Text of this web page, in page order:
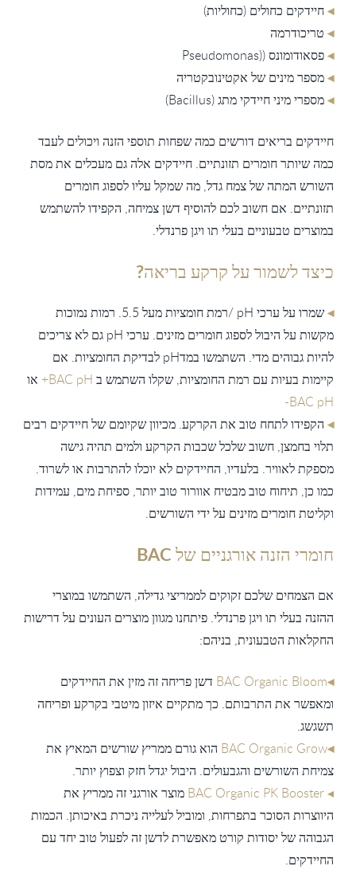
◂חיידקים כחולים (כחוליות)
◂ טריכודרמה
◂פסאודומונס ((Pseudomonas
◂מספר מינים של אקטינובקטריה
◂מספרי מיני חיידקי מתג (Bacillus)
חיידקים בריאים דורשים כמה שפחות תוספי הזנה ויכולים לעבד
כמה שיותר חומרים תזונתיים. חיידקים אלה גם מעכלים את מסת
השורש המתה של צמח גדל, מה שמקל עליו לספוג חומרים
תזונתיים. אם חשוב לכם להוסיף דשן צמיחה, הקפידו להשתמש
במוצרים טבעוניים בעלי תו ויגן פרנדלי.
כיצד לשמור על קרקע בריאה?
◂
שמרו על ערכי pH /רמת חומציות מעל 5.5. רמות נמוכות
מקשות על היבול לספוג חומרים מזינים. ערכי pH גם לא צריכים
להיות גבוהים מדי. השתמשו במדpH לבדיקת החומציות. אם
קיימות בעיות עם רמת החומציות, שקלו השתמש ב BAC pH+
או
BAC pH-
◂ הקפידו לתחח טוב את הקרקע. מכיוון שקיומם של חיידקים רבים
תלוי בחמצן, חשוב שלכל שכבות הקרקע ולמים תהיה גישה
מספקת לאוויר. בלעדיו, החיידקים לא יוכלו להתרבות או לשרוד.
כמו כן, תיחוח טוב מבטיח אוורור טוב יותר, ספיחת מים, עמידות
וקליטת חומרים מזינים על ידי השורשים.
חומרי הזנה אורגניים של BAC
אם הצמחים שלכם זקוקים לממריצי גדילה, השתמשו במוצרי
ההזנה בעלי תו ויגן פרנדלי. פיתחנו מגוון מוצרים העונים על דרישות
החקלאות הטבעונית, בניהם:
◂
BAC Organic Bloom
דשן פריחה זה מזין את החיידקים
ומאפשר את התרבותם. כך מתקיים איזון מיטבי בקרקע ופריחה
תשגשג.
◂
BAC Organic Grow הוא גורם ממריץ שורשים המאיץ את
צמיחת השורשים והגבעולים. היבול יגדל חזק וצפוץ יותר.
◂
BAC Organic PK Booster מוצר אורגני זה ממריץ את
היווצרות הסוכר בתפרחות, ומוביל לעלייה ניכרת באיכותן. הכמות
הגבוהה של יסודות קורט מאפשרת לדשן זה לפעול טוב יחד עם
החיידקים.